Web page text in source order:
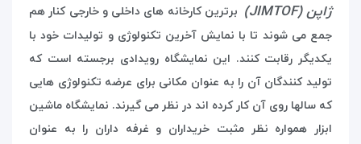
ژاپن (JIMTOF)
برترین کارخانه های داخلی و خارجی کنار هم
جمع می شوند تا با نمایش آخرین تکنولوژی و تولیدات خود با
یکدیگر رقابت کنند. این نمایشگاه رویدادی برجسته است که
تولید کنندگان آن را به عنوان مکانی برای عرضه تکنولوژی هایی
که سالها روی آن کار کرده اند در نظر می گیرند. نمایشگاه ماشین
ابزار همواره نظر مثبت خریداران و غرفه داران را به عنوان